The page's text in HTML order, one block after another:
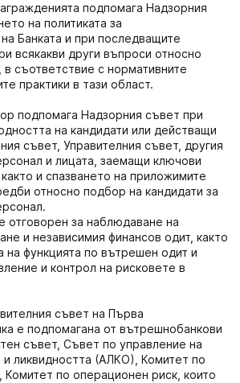
подпомага Надзорния
на политиката за
Банката и при последващите
всякакви други въпроси относно
съответствие с нормативните
практики в тази област.
подпомага Надзорния съвет при
на кандидати или действащи
съвет, Управителния съвет, другия
и лицата, заемащи ключови
и спазването на приложимите
относно подбор на кандидати за
отговорен за наблюдаване на
и независимия финансов одит, както
на функцията по вътрешен одит и
и контрол на рисковете в
съвет на Първа
е подпомагана от вътрешнобанкови
съвет, Съвет по управление на
и ликвидността (АЛКО), Комитет по
Комитет по операционен риск, които